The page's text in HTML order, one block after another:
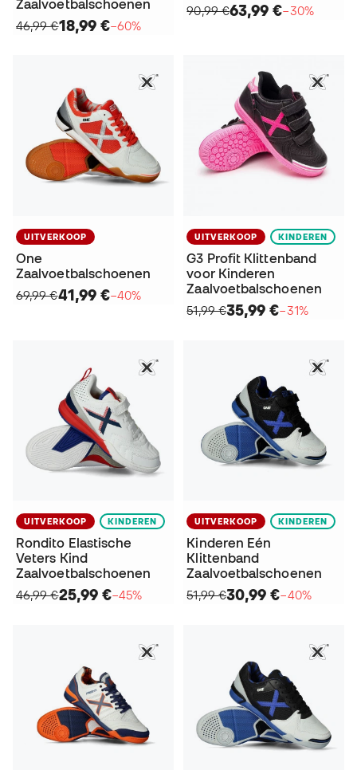
Zaalvoetbalschoenen
46,99 €18,99 €−60%
90,99 €63,99 €−30%
UITVERKOOP
One
Zaalvoetbalschoenen
69,99 €41,99 €−40%
UITVERKOOP KINDEREN
G3 Profit Klittenband
voor Kinderen
Zaalvoetbalschoenen
51,99 €35,99 €−31%
UITVERKOOP KINDEREN
Rondito Elastische
Veters Kind
Zaalvoetbalschoenen
46,99 €25,99 €−45%
UITVERKOOP KINDEREN
Kinderen Eén
Klittenband
Zaalvoetbalschoenen
51,99 €30,99 €−40%